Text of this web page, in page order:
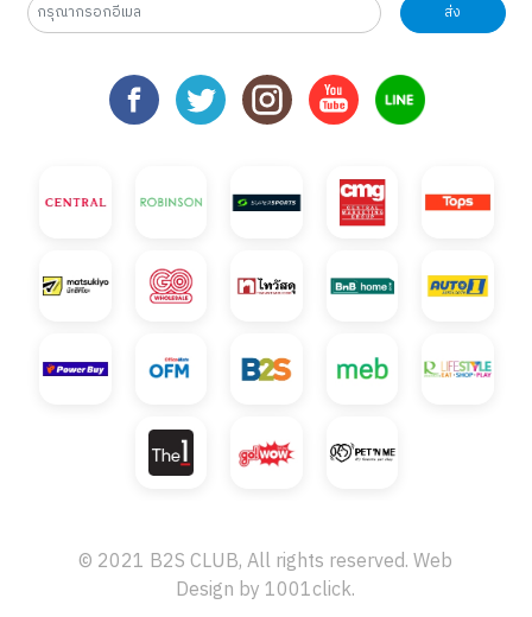
ส่ง
© 2021 B2S CLUB, All rights reserved. Web
Design by 1001click.